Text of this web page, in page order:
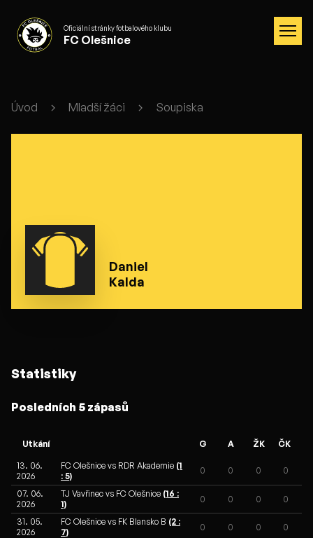
Oficiální stránky fotbalového klubu
FC Olešnice
Úvod Mladší žáci Soupiska
Daniel
Kalda
Statistiky
Posledních 5 zápasů
Utkání G A ŽK ČK
13. 06.
2026
FC Olešnice vs RDR Akademie (1
: 5)
0 0 0 0
07. 06.
2026
TJ Vavřinec vs FC Olešnice (16 :
1)
0 0 0 0
31. 05.
2026
FC Olešnice vs FK Blansko B (2 :
7)
0 0 0 0